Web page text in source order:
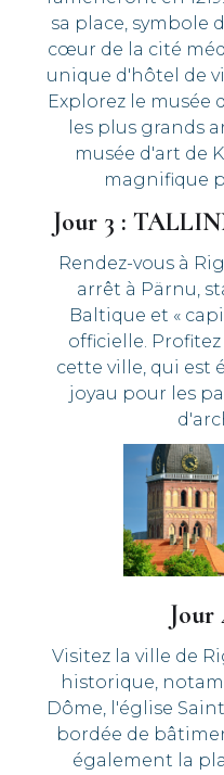
sa place, symbole
cœur de la cité
unique d'hôtel de
Explorez le musée
les plus grands
musée d'art de
magnifique
Jour 3 :
Rendez-vous à
arrêt à Pärnu,
Baltique et «
officielle.
cette ville, qui est
joyau pour les
Jour
Visitez la ville de
historique,
Dôme, l'église
bordée de
également la